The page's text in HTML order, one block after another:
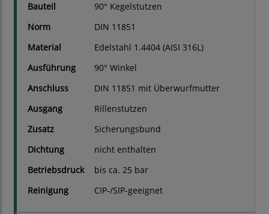
Bauteil
90° Kegelstutzen
Norm
DIN 11851
Material
Edelstahl 1.4404 (AISI 316L)
Ausführung
90° Winkel
Anschluss
DIN 11851 mit Überwurfmutter
Ausgang
Rillenstutzen
Zusatz
Sicherungsbund
Dichtung
nicht enthalten
Betriebsdruck
bis ca. 25 bar
Reinigung
CIP-/SIP-geeignet